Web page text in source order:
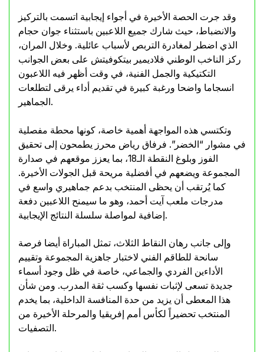
وقد جرت الحصة الأخيرة في أجواء إيجابية اتسمت بالتركيز
والانضباط، حيث شارك جميع اللاعبين باستثناء جوان حجام
الذي اضطر لمغادرة التربص لأسباب عائلية. وخلال المران،
ركز الناخب الوطني فلاديمير بيتكوفيتش على بعض الجوانب
التكتيكية والجمل الفنية، في وقت أظهر فيه اللاعبون
انسجاما واضحا ورغبة كبيرة في تقديم أداء يرقى لتطلعات
الجماهير.
وتكتسي هذه المواجهة أهمية خاصة، كونها محطة مفصلية
في مشوار “الخضر”. فرفاق رياض محرز يطمحون إلى تحقيق
الفوز وبلوغ النقطة الـ18، بما يعزز موقعهم في صدارة
المجموعة ويضعهم في أفضلية مريحة قبل الجولات الأخيرة.
كما يُرتقب أن يحظى المنتخب بدعم جماهيري واسع في
مدرجات ملعب آيت أحمد، وهو ما سيمنح اللاعبين دفعة
إضافية لمواصلة سلسلة النتائج الإيجابية.
وإلى جانب رهان النقاط الثلاث، تمثل المباراة أيضا فرصة
سانحة للطاقم الفني لاختبار جاهزية المجموعة وتقييم
الأداءين الفردي والجماعي، خاصة في ظل وجود أسماء
جديدة تسعى لإثبات نفسها وكسب ثقة المدرب. ومن شأن
هذا المعطى أن يزيد من حدة المنافسة الداخلية، بما يخدم
المنتخب تحضيراً لكأس أمم إفريقيا والمرحلة الأخيرة من
التصفيات.